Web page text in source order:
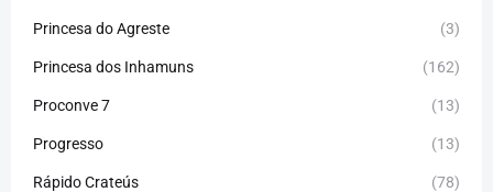
Princesa do Agreste (3)
Princesa dos Inhamuns (162)
Proconve 7 (13)
Progresso (13)
Rápido Crateús (78)